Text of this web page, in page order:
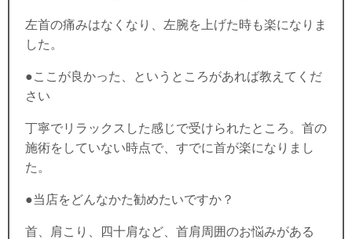
左首の痛みはなくなり、左腕を上げた時も楽になりま
した。
●ここが良かった、というところがあれば教えてくだ
さい
丁寧でリラックスした感じで受けられたところ。首の
施術をしていない時点で、すでに首が楽になりまし
た。
●当店をどんなかた勧めたいですか？
首、肩こり、四十肩など、首肩周囲のお悩みがある